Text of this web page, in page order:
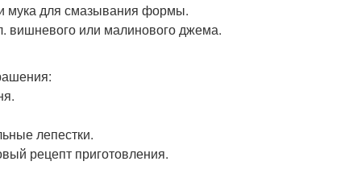
мука для смазывания формы.
вишневого или малинового джема.
лепестки.
рецепт приготовления.